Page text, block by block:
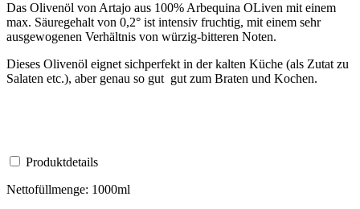
Das Olivenöl von Artajo aus 100% Arbequina OLiven mit einem
max. Säuregehalt von 0,2° ist intensiv fruchtig, mit einem sehr
ausgewogenen Verhältnis von würzig-bitteren Noten.
Dieses Olivenöl eignet sichperfekt in der kalten Küche (als Zutat zu
Salaten etc.), aber genau so gut gut zum Braten und Kochen.
Produktdetails
Nettofüllmenge: 1000ml